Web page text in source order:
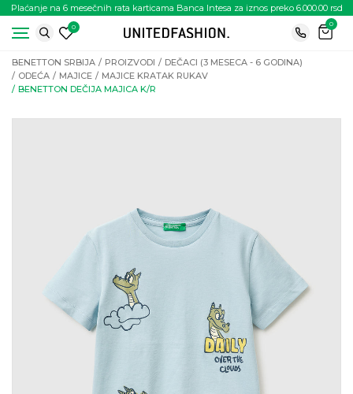
Plaćanje na 6 mesečnih rata karticama Banca Intesa za iznos preko 6.000.00 rsd
0
0
BENETTON SRBIJA PROIZVODI
DEČACI (3 MESECA - 6 GODINA)
ODEĆA
MAJICE
MAJICE KRATAK RUKAV
BENETTON DEČIJA MAJICA K/R